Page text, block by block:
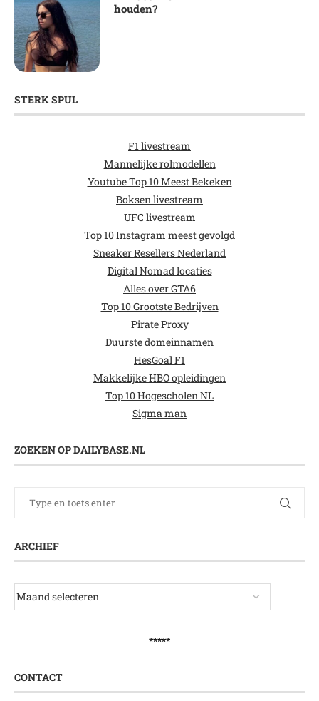
houden?
STERK SPUL
F1 livestream
Mannelijke rolmodellen
Youtube Top 10 Meest Bekeken
Boksen livestream
UFC livestream
Top 10 Instagram meest gevolgd
Sneaker Resellers Nederland
Digital Nomad locaties
Alles over GTA6
Top 10 Grootste Bedrijven
Pirate Proxy
Duurste domeinnamen
HesGoal F1
Makkelijke HBO opleidingen
Top 10 Hogescholen NL
Sigma man
ZOEKEN OP DAILYBASE.NL
ARCHIEF
*****
CONTACT